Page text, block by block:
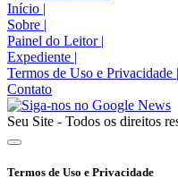
Início |
Sobre |
Painel do Leitor |
Expediente |
Termos de Uso e Privacidade |
Contato
Seu Site - Todos os direitos
Termos de Uso e Privacidade